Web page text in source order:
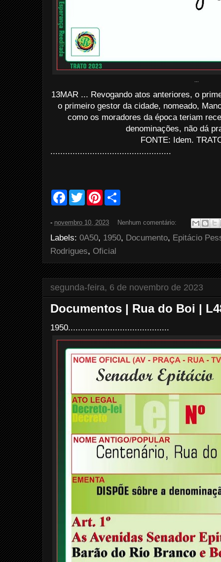
13MAR ... Revogando atos anteriores, o
o primeiro gestor da cidade, nomeado,
como os moradores da época teriam
denominações, não dá
FONTE: Idem.
.................................................
F
b
o
o
k
T
w
t
e
r
P
e
e
s
e
- novembro 10, 2023 Nenhum comentário:
Labels: 0A50, 1950, Documento, Epitácio
Rodrigues, Oficial
segunda-feira, 6 de novembro de 2023
Documentos | Rua do Boi |
1950.........................................